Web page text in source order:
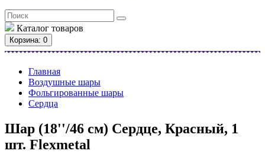
Каталог товаров
Корзина: 0
Главная
Воздушные шары
Фольгированные шары
Сердца
Шар (18''/46 см) Сердце, Красный, 1
шт. Flexmetal